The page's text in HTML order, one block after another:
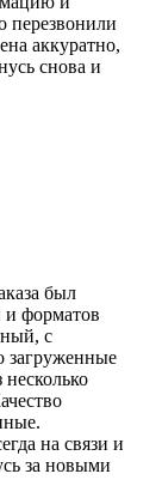
перезвонили
аккуратно,
снова и
был
форматов
с
загруженные
на связи и
за новыми